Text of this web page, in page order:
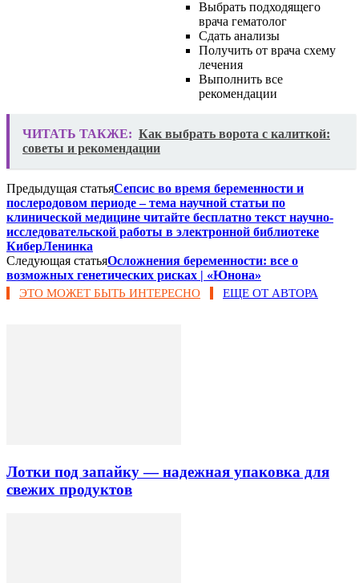
Выбрать подходящего
врача гематолог
Сдать анализы
Получить от врача схему
лечения
Выполнить все
рекомендации
ЧИТАТЬ ТАКЖЕ: Как выбрать ворота с калиткой:
советы и рекомендации
Предыдущая статьяСепсис во время беременности и
послеродовом периоде – тема научной статьи по
клинической медицине читайте бесплатно текст научно-
исследовательской работы в электронной библиотеке
КиберЛенинка
Следующая статьяОсложнения беременности: все о
возможных генетических рисках | «Юнона»
ЭТО МОЖЕТ БЫТЬ ИНТЕРЕСНО ЕЩЕ ОТ АВТОРА
Лотки под запайку — надежная упаковка для
свежих продуктов